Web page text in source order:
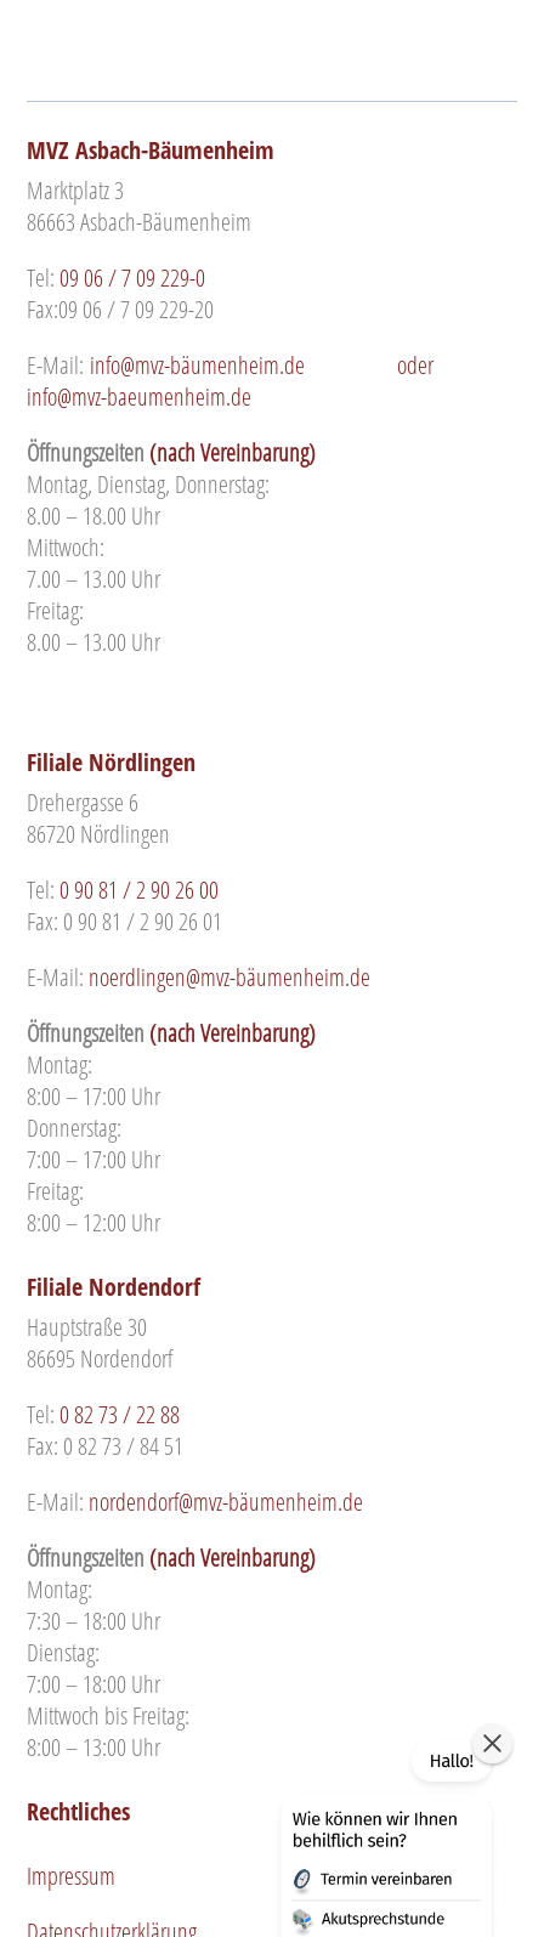
MVZ Asbach-Bäumenheim
Marktplatz 3
86663 Asbach-Bäumenheim
Tel:09 06 / 7 09 229-0
Fax:09 06 / 7 09 229-20
E-Mail: info@mvz-bäumenheim.de
oder
info@mvz-baeumenheim.de
Öffnungszeiten (nach Vereinbarung)
Montag, Dienstag, Donnerstag:
8.00 – 18.00 Uhr
Mittwoch:
7.00 – 13.00 Uhr
Freitag:
8.00 – 13.00 Uhr
Filiale Nördlingen
Drehergasse 6
86720 Nördlingen
Tel:0 90 81 / 2 90 26 00
Fax: 0 90 81 / 2 90 26 01
E-Mail: noerdlingen@mvz-bäumenheim.de
Öffnungszeiten (nach Vereinbarung)
Montag:
8:00 – 17:00 Uhr
Donnerstag:
7:00 – 17:00 Uhr
Freitag:
8:00 – 12:00 Uhr
Filiale Nordendorf
Hauptstraße 30
86695 Nordendorf
Tel:0 82 73 / 22 88
Fax: 0 82 73 / 84 51
E-Mail: nordendorf@mvz-bäumenheim.de
Öffnungszeiten (nach Vereinbarung)
Montag:
7:30 – 18:00 Uhr
Dienstag:
7:00 – 18:00 Uhr
Mittwoch bis Freitag:
8:00 – 13:00 Uhr
Rechtliches
Impressum